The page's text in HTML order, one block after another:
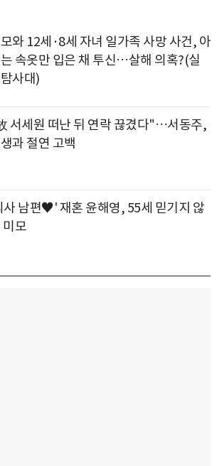
와 12세·8세 자녀 일가족 사망 사건, 아
속옷만 입은 채 투신…살해 의혹?(실
사대)
서세원 떠난 뒤 연락 끊겼다"…서동주,
과 절연 고백
사 남편♥' 재혼 윤해영, 55세 믿기지 않
미모